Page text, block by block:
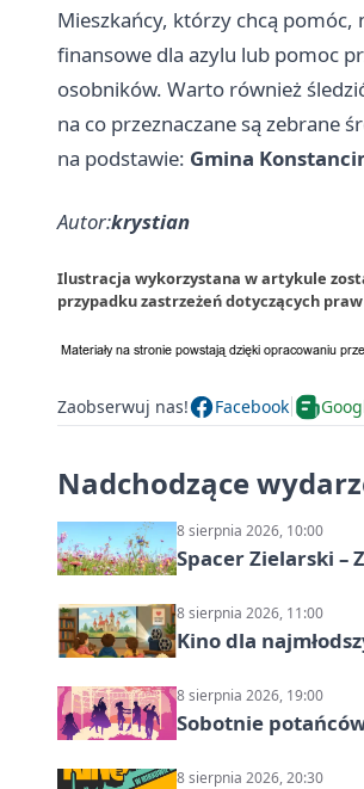
Mieszkańcy, którzy chcą pomóc,
finansowe dla azylu lub pomoc
osobników. Warto również
na co przeznaczane są zebrane
na podstawie: Gmina
Autor:krystian
Ilustracja wykorzystana w artykule
przypadku zastrzeżeń dotyczących
Zaobserwuj nas! Facebook
Nadchodzące
8 sierpnia 2026, 10:00
Spacer Zielarski –
8 sierpnia 2026, 11:00
Kino dla
8 sierpnia 2026, 19:00
Sobotnie
8 sierpnia 2026, 20:30